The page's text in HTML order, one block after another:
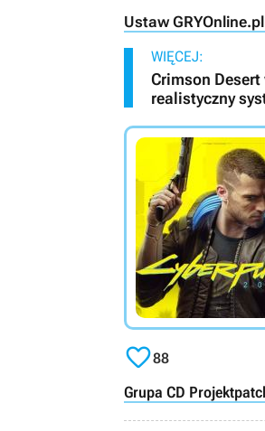
Ustaw
WIĘCEJ:
Crimson
realistyczny
88
Grupa CD Projekt